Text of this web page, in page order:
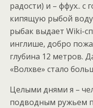
радости) и – ффух.. с
кипящую рыбой
рыбак выдает Wiki-
инглише, добро
глубина 12 метров.
«Волхве» стало
Целыми днями я –
подводным ружьем